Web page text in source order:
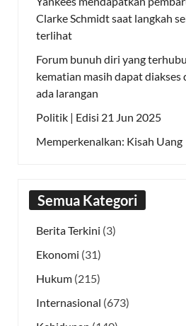
Clarke Schmidt saat langkah
terlihat
Forum bunuh diri yang
kematian masih dapat diakses
ada larangan
Politik | Edisi 21 Jun 2025
Memperkenalkan: Kisah Uang
Semua Kategori
Berita Terkini (3)
Ekonomi (31)
Hukum (215)
Internasional (673)